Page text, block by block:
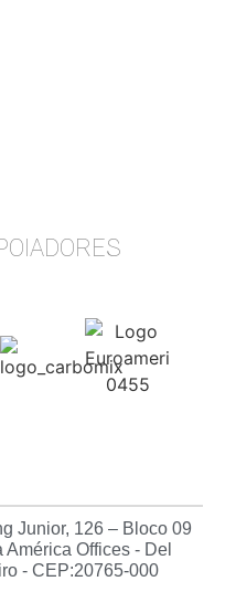
Junior, 126 – Bloco 09
Offices - Del
- CEP:20765-000